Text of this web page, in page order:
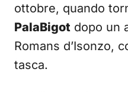
ottobre, quando
PalaBigot dopo un
Romans d’Isonzo,
tasca.